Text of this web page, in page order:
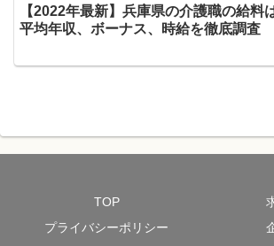
【2022年最新】兵庫県の介護職の給料
平均年収、ボーナス、時給を徹底調査
TOP
プライバシーポリシー